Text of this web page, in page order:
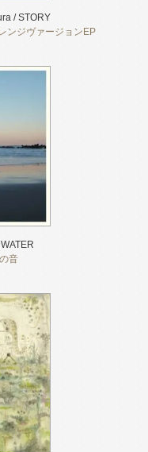
/ STORY
ンジヴァージョンEP
音